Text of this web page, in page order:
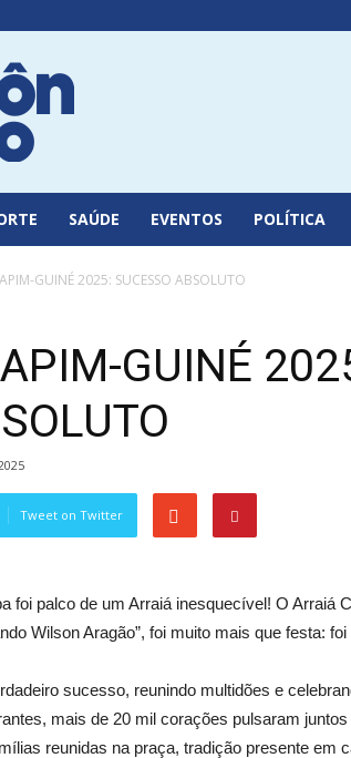
SAÚDE EVENTOS POLÍTICA
GUINÉ 2025: SUCESSO ABSOLUTO
GUINÉ
Tweet on Twitter
foi palco de um Arraiá inesquecível! O Arraiá
Wilson Aragão”, foi muito mais que festa:
sucesso, reunindo multidões e
mais de 20 mil corações pulsaram
reunidas na praça, tradição presente em